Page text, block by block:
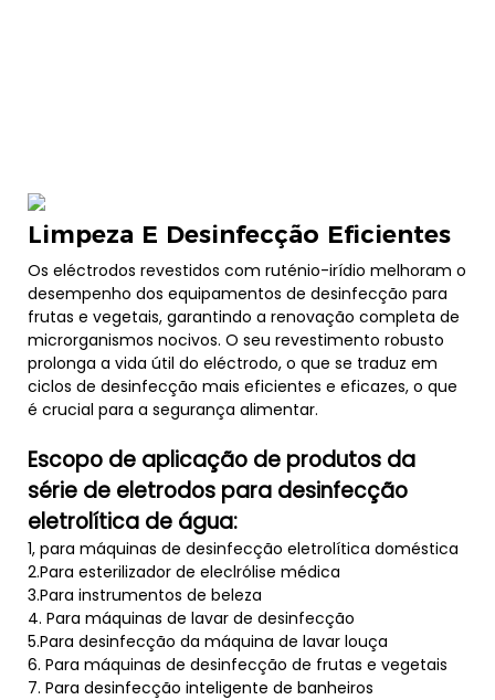
Limpeza E Desinfecção Eficientes
Os eléctrodos revestidos com ruténio-irídio melhoram o
desempenho dos equipamentos de desinfecção para
frutas e vegetais, garantindo a renovação completa de
microrganismos nocivos. O seu revestimento robusto
prolonga a vida útil do eléctrodo, o que se traduz em
ciclos de desinfecção mais eficientes e eficazes, o que
é crucial para a segurança alimentar.
Escopo de aplicação de produtos da
série de eletrodos para desinfecção
eletrolítica de água:
1, para máquinas de desinfecção eletrolítica doméstica
2.Para esterilizador de eleclrólise médica
3.Para instrumentos de beleza
4. Para máquinas de lavar de desinfecção
5.Para desinfecção da máquina de lavar louça
6. Para máquinas de desinfecção de frutas e vegetais
7. Para desinfecção inteligente de banheiros